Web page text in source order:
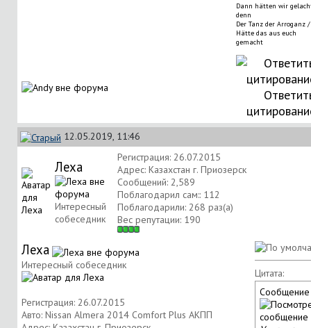
Dann hätten wir
denn
Der Tanz der Arroganz /
Hätte das aus euch
gemacht
12.05.2019, 11:46
Леха
Интересный
собеседник
Регистрация: 26.07.2015
Адрес: Казахстан г. Приозерск
Сообщений: 2,589
Поблагодарил сам:: 112
Поблагодарили: 268 раз(а)
Вес репутации: 190
Леха
Интересный собеседник
Регистрация: 26.07.2015
Авто: Nissan Almera 2014 Comfort Plus АКПП
Цитата: